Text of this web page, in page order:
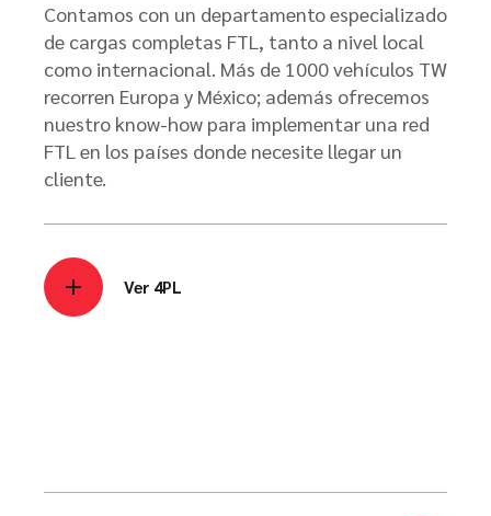
Contamos con un departamento especializado
de cargas completas FTL, tanto a nivel local
como internacional. Más de 1000 vehículos TW
recorren Europa y México; además ofrecemos
nuestro know-how para implementar una red
FTL en los países donde necesite llegar un
cliente.
Ver 4PL